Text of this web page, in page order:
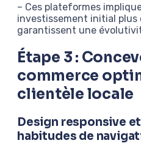
– Ces plateformes
investissement initial plus
garantissent une
Étape 3 :
commerce
clientèle locale
Design responsive
habitudes de